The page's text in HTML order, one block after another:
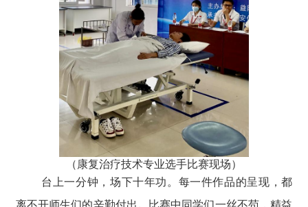
（康复治疗技术专业选手比赛现场）
台上一分钟，场下十年功。每一件作品的呈现，都